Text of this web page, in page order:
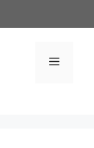
Menú